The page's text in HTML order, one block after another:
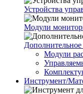
Устройства
Модули
Модули
Инструмент/